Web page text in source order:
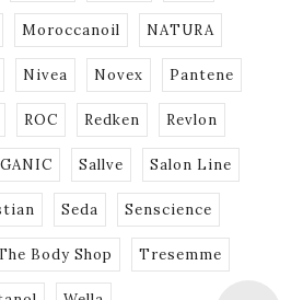
Moroccanoil NATURA
Nivea Novex Pantene
ROC Redken Revlon
Sallve Salon Line
Seda Senscience
Body Shop Tresemme